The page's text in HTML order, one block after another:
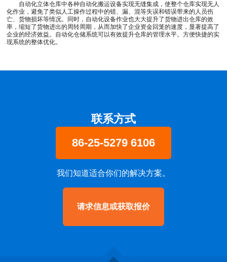
自动化立体仓库中各种自动化搬运设备实现无缝集成，使整个仓库实现无人
化作业，避免了类似人工操作过程中的错、漏、混等失误和错误带来的人员伤
亡、货物损坏等情况。同时，自动化设备作业也大大提升了货物进出仓库的效
率，缩短了货物进出的周转周期，从而加快了企业资金回笼的速度，显著提高了
企业的经济效益。自动化仓储系统可以有效提升仓库的管理水平。方便快捷的实
现系统的整体优化。
联系方式
86-25-5279 6106
我们知道适合你们的解决方案。
请求信息或获取报价